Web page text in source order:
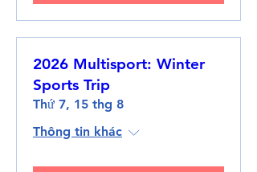
2026 Multisport: Winter
Sports Trip
Thứ 7, 15 thg 8
Thông tin khác